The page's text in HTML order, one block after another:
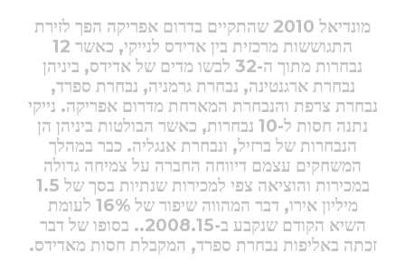
מונדיאל 2010 שהתקיים בדרום אפריקה הפך לזירת
התגוששות מרכזית בין אדידס לנייקי, כאשר 12
נבחרות מתוך ה-32 לבשו מדים של אדידס, ביניהן
נבחרת ארגנטינה, נבחרת גרמניה, נבחרת ספרד,
נבחרת צרפת והנבחרת המארחת מדרום אפריקה. נייקי
נתנה חסות ל-10 נבחרות, כאשר הבולטות ביניהן הן
הנבחרות של ברזיל, ונבחרת אנגליה. כבר במהלך
המשחקים עצמם דיווחה החברה על צמיחה גדולה
במכירות והוציאה צפי למכירות שנתיות בסך של 1.5
מיליון אירו, דבר המהווה שיפור של 16% לעומת
השיא הקודם שנקבע ב-2008.15.. בסופו של דבר
זכתה באליפות נבחרת ספרד, המקבלת חסות מאדידס.